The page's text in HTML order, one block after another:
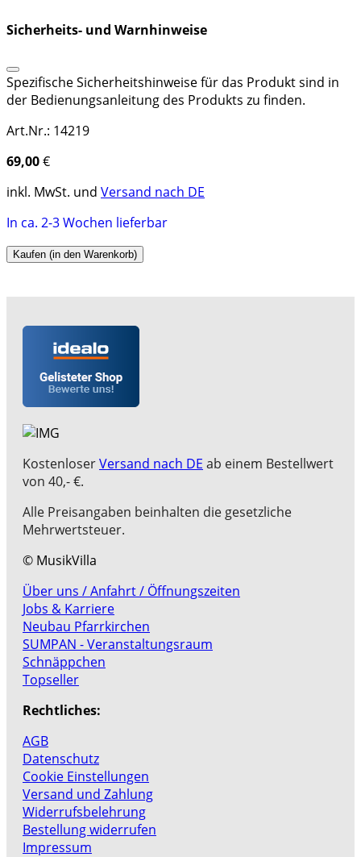
Sicherheits- und Warnhinweise
Spezifische Sicherheitshinweise für das Produkt sind in
der Bedienungsanleitung des Produkts zu finden.
Art.Nr.: 14219
69,00€
inkl. MwSt. und Versand nach DE
In ca. 2-3 Wochen lieferbar
Kaufen (in den Warenkorb)
KostenloserVersand nach DE ab einem Bestellwert
von 40,- €.
Alle Preisangaben beinhalten die gesetzliche
Mehrwertsteuer.
© MusikVilla
Über uns / Anfahrt / Öffnungszeiten
Jobs & Karriere
Neubau Pfarrkirchen
SUMPAN - Veranstaltungsraum
Schnäppchen
Topseller
Rechtliches:
AGB
Datenschutz
Cookie Einstellungen
Versand und Zahlung
Widerrufsbelehrung
Bestellung widerrufen
Impressum